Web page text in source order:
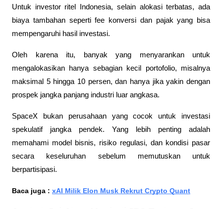
Untuk investor ritel Indonesia, selain alokasi terbatas, ada
biaya tambahan seperti fee konversi dan pajak yang bisa
mempengaruhi hasil investasi.
Oleh karena itu, banyak yang menyarankan untuk
mengalokasikan hanya sebagian kecil portofolio, misalnya
maksimal 5 hingga 10 persen, dan hanya jika yakin dengan
prospek jangka panjang industri luar angkasa.
SpaceX bukan perusahaan yang cocok untuk investasi
spekulatif jangka pendek. Yang lebih penting adalah
memahami model bisnis, risiko regulasi, dan kondisi pasar
secara keseluruhan sebelum memutuskan untuk
berpartisipasi.
Baca juga : xAI Milik Elon Musk Rekrut Crypto Quant